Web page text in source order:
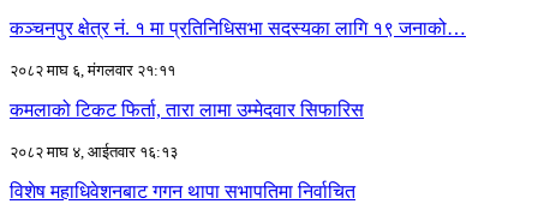
कञ्चनपुर क्षेत्र नं. १ मा प्रतिनिधिसभा सदस्यका लागि १९ जनाको…
२०८२ माघ ६, मंगलवार २१:११
कमलाको टिकट फिर्ता, तारा लामा उम्मेदवार सिफारिस
२०८२ माघ ४, आईतवार १६:१३
विशेष महाधिवेशनबाट गगन थापा सभापतिमा निर्वाचित